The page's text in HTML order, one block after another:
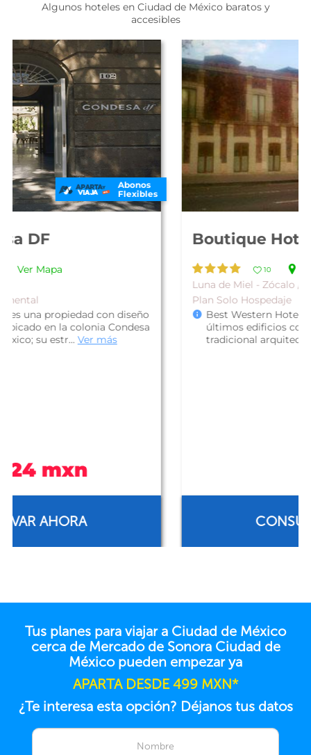
Algunos hoteles en Ciudad de México baratos y
accesibles
Abonos
Flexibles
Boutique Hotel de Cortes
Luna de Miel - Zócalo / Centro Histórico
Plan Solo Hospedaje
Best Western Hotel de Cortés es uno de los
últimos edificios coloniales que posee la
tradicional arquitectura preservados ...Ver más
Tus planes para viajar a Ciudad de México
cerca de Mercado de Sonora Ciudad de
México pueden empezar ya
APARTA DESDE 499 MXN*
¿Te interesa esta opción? Déjanos tus datos